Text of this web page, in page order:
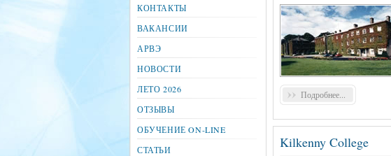
Подробнее...
Kilkenny College
КОНТАКТЫ
ВАКАНСИИ
АРВЭ
НОВОСТИ
ЛЕТО 2026
ОТЗЫВЫ
ОБУЧЕНИЕ ON-LINE
СТАТЬИ